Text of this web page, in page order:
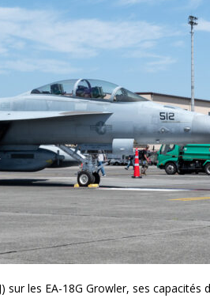
sur les EA-18G Growler, ses capacités